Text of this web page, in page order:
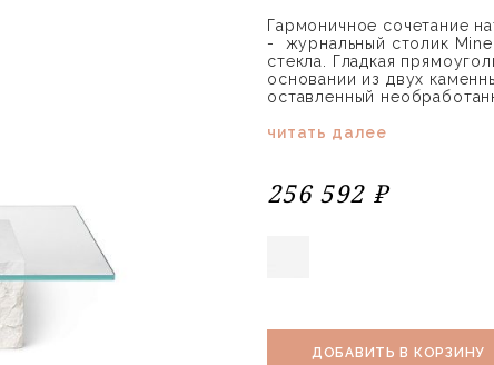
Гармоничное сочетание
- журнальный столик
стекла. Гладкая
основании из двух
оставленный
читать далее
256 592 ₽
ДОБАВИТЬ В КОРЗИНУ